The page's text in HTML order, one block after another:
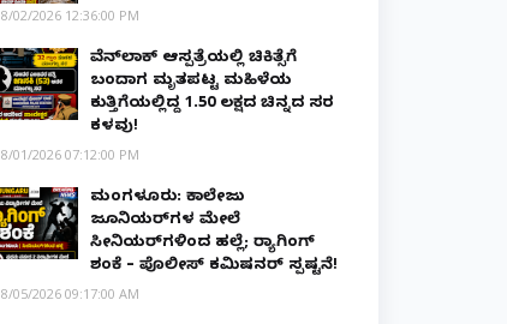
8/02/2026 12:36:00 PM
ವೆನ್‌ಲಾಕ್ ಆಸ್ಪತ್ರೆಯಲ್ಲಿ ಚಿಕಿತ್ಸೆಗೆ
ಬಂದಾಗ ಮೃತಪಟ್ಟ ಮಹಿಳೆಯ
ಕುತ್ತಿಗೆಯಲ್ಲಿದ್ದ ₹1.50 ಲಕ್ಷದ ಚಿನ್ನದ ಸರ
ಕಳವು!
8/01/2026 07:12:00 PM
ಮಂಗಳೂರು: ಕಾಲೇಜು
ಜೂನಿಯರ್‌ಗಳ ಮೇಲೆ
ಸೀನಿಯರ್‌ಗಳಿಂದ ಹಲ್ಲೆ; ರ‌್ಯಾಗಿಂಗ್
ಶಂಕೆ – ಪೊಲೀಸ್ ಕಮಿಷನರ್ ಸ್ಪಷ್ಟನೆ!
8/05/2026 09:17:00 AM